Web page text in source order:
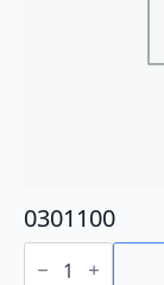
0301100
0301100
adet